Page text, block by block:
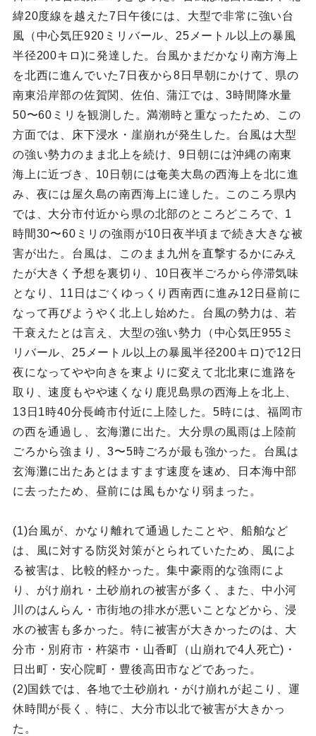
緯20度線を越えた7日午後には、大型で非常に強い台
風（中心気圧920ミリバール、25メートル以上の暴風
半径200キロ)に発達した。台風かまだかなり南方海上
を北西に進んでいた7日夜から8日早朝にかけて、県の
南東沿岸部の佐賀関、佐伯、蒲江では、3時間降水量
50〜60ミリを観測した。満潮時と重なったため、この
方面では、床下浸水・崖崩れが発生した。台風は大型
の強い勢力のまま北上を続け、9日朝には沖縄の南東
海上に近づき、10日朝には奄美大島の西海上を北に進
み、夜には屋久島の南西海上に達した。このころ県内
では、大分市付近から県の北部のところどころで、1
時間30〜60ミリの強雨が10日夜半頃まで続き大きな被
害が出た。台風は、このまま九州を直撃するかにみえ
たが大きく予想を裏切り、10日夜半ごろから停滞気味
となり、11日はごくゆっくり西南西に進み12日昼前に
なって再びようやく北上し始めた。台風の勢力は、若
干衰えたとは言え、大型の強い勢力（中心気圧955ミ
リバール、25メートル以上の暴風半径200キロ)で12日
夜になってやや向きを東よりに変えて北北東に進路を
取り、速度もやや速くなり鹿児島県の西海上を北上、
13日1時40分長崎市付近に上陸した。5時には、福岡市
の西を通過し、玄海灘に出た。大分県の風雨は上陸前
ごろから強まり、3〜5時ごろが最も強かった。台風は
玄海灘に出たあとはますます速度を速め、日本海中部
に去ったため、昼前には風もかなり弱まった。
(1)台風が、かなり離れて通過したことや、船舶など
は、風に対する防災対策がとられていたため、風によ
る被害は、比較的軽かった。集中豪雨的な強雨によ
り、がけ崩れ・土砂崩れの被害が多く、また、中小河
川のはんらん・市街地の排水が悪いことなどから、浸
水の被害も多かった。特に被害が大きかったのは、大
分市・別府市・杵築巿・山香町（山崩れで4人死亡)・
日出町・安心院町・豊後高田市などであった。
(2)国鉄では、各地で土砂崩れ・がけ崩れが起こり、運
休時間が長く、特に、大分市以北で被害が大きかっ
た。